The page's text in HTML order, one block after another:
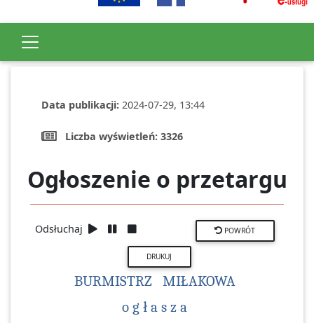
Data publikacji: 2024-07-29, 13:44
Liczba wyświetleń: 3326
Ogłoszenie o przetargu
Odsłuchaj POWRÓT
BURMISTRZ
MIŁAKOWA
o g ł a s z a